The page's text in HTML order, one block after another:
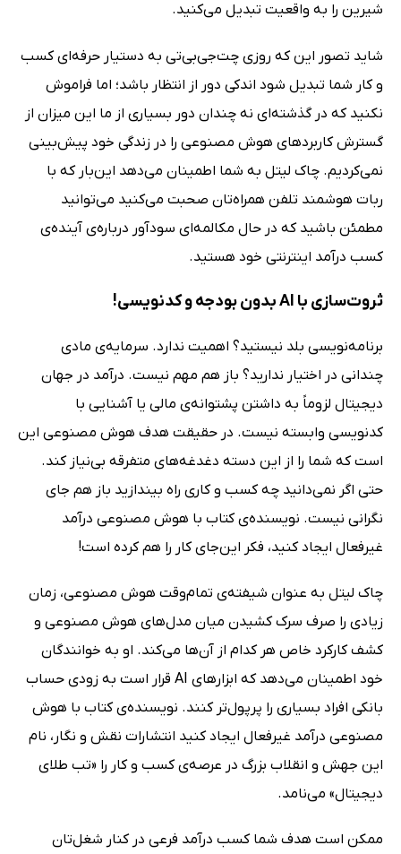
شیرین را به واقعیت تبدیل می‌کنید.
شاید تصور این که روزی چت‌جی‌بی‌تی به دستیار حرفه‌ای کسب
و کار شما تبدیل شود اندکی دور از انتظار باشد؛ اما فراموش
نکنید که در گذشته‌ای نه چندان دور بسیاری از ما این میزان از
گسترش کاربردهای هوش مصنوعی را در زندگی خود پیش‌بینی
نمی‌کردیم. چاک لیتل به شما اطمینان می‌دهد این‌بار که با
ربات هوشمند تلفن همراه‌تان صحبت می‌کنید می‌توانید
مطمئن باشید که در حال مکالمه‌ای سودآور درباره‌ی آینده‌ی
کسب درآمد اینترنتی خود هستید.
ثروت‌سازی با AI بدون بودجه و کدنویسی!
برنامه‌نویسی بلد نیستید؟ اهمیت ندارد. سرمایه‌ی مادی
چندانی در اختیار ندارید؟ باز هم مهم نیست. درآمد در جهان
دیجیتال لزوماً به داشتن پشتوانه‌ی مالی یا آشنایی با
کدنویسی وابسته نیست. در حقیقت هدف هوش مصنوعی این
است که شما را از این دسته دغدغه‌های متفرقه بی‌نیاز کند.
حتی اگر نمی‌دانید چه کسب و کاری راه بیندازید باز هم جای
نگرانی نیست. نویسنده‌ی کتاب با هوش مصنوعی درآمد
غیرفعال ایجاد کنید، فکر این‌جای کار را هم کرده است!
چاک لیتل به عنوان شیفته‌ی تمام‌وقت هوش مصنوعی، زمان
زیادی را صرف سرک کشیدن میان مدل‌های هوش مصنوعی و
کشف کارکرد خاص هر کدام از آن‌ها می‌کند. او به خوانندگان
خود اطمینان می‌دهد که ابزارهای AI قرار است به زودی حساب
بانکی افراد بسیاری را پرپول‌تر کنند. نویسنده‌ی کتاب با هوش
مصنوعی درآمد غیرفعال ایجاد کنید انتشارات نقش و نگار، نام
این جهش و انقلاب بزرگ در عرصه‌ی کسب و کار را «تب طلای
دیجیتال» می‌نامد.
ممکن است هدف شما کسب درآمد فرعی در کنار شغل‌تان